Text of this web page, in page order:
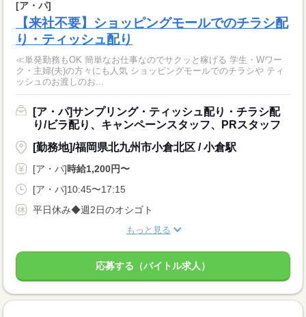
[ア・パ]
【来社不要】ショッピングモールでのチラシ配
り・ティッシュ配り
≪単発勤務もOK 簡単なお仕事なのでサクッと稼げる 学生・Wワー
ク・主婦(夫)の方々にも人気 ショッピングモールでのチラシや ティ
ッシュのお渡しのお...
[ア・パ]サンプリング・ティッシュ配り・チラシ配
り/ビラ配り、キャンペーンスタッフ、PRスタッフ
[勤務地]/福岡県北九州市小倉北区 / 小倉駅
[ア・パ]時給1,200円〜
[ア・パ]10:45〜17:15
平日休み◆週2日のオシゴト
もっと見る
応募する（バイトル求人）